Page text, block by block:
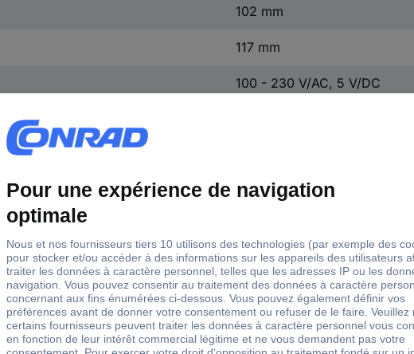
102 mm
117 mm
100 - 230 V/AC, 5 V/DC
Précision
Appareil de mesure du dioxyde de carbone Extech CO210 0 - 9999 ppm 50 ppm/5 %